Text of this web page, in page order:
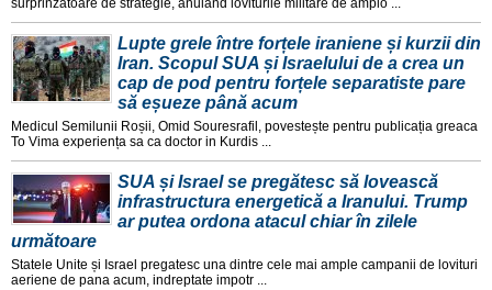
surprinzatoare de strategie, anuland loviturile militare de amplo ...
Lupte grele între forțele iraniene și kurzii din
Iran. Scopul SUA și Israelului de a crea un
cap de pod pentru forțele separatiste pare
să eșueze până acum
Medicul Semilunii Roșii, Omid Souresrafil, povestește pentru publicația greaca
To Vima experiența sa ca doctor in Kurdis ...
SUA și Israel se pregătesc să lovească
infrastructura energetică a Iranului. Trump
ar putea ordona atacul chiar în zilele
următoare
Statele Unite și Israel pregatesc una dintre cele mai ample campanii de lovituri
aeriene de pana acum, indreptate impotr ...